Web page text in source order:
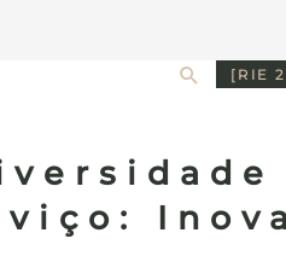
Search
[RIE